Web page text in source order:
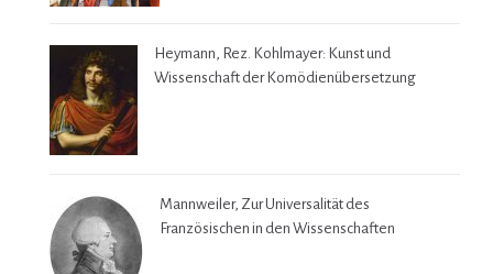
Heymann, Rez. Kohlmayer: Kunst und
Wissenschaft der Komödienübersetzung
Mannweiler, Zur Universalität des
Französischen in den Wissenschaften